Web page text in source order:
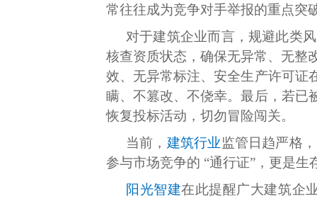
常往往成为竞争对手举报的重点突
对于建筑企业而言，规避此类
核查资质状态，确保无异常、无整
效、无异常标注、安全生产许可证
瞒、不篡改、不侥幸。最后，若已
恢复投标活动，切勿冒险闯关。
当前， 建筑行业监管日趋严格
参与市场竞争的 “通行证”，更是
阳光智建在此提醒广大建筑企